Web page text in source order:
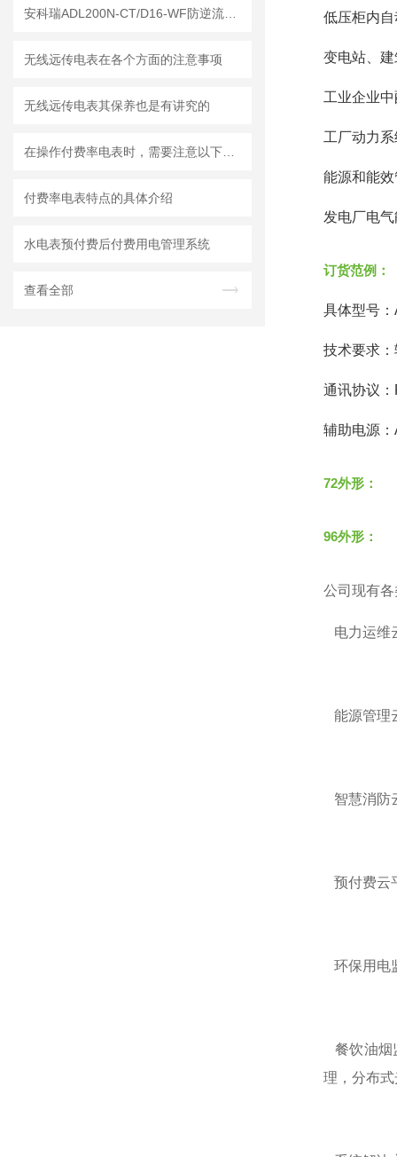
无线远传电表在各个方面的注意事项
无线远传电表其保养也是有讲究的
付费率电表特点的具体介绍
水电表预付费后付费用电管理系统
查看全部
低压柜内
变电站、
工业企业
工厂动力
能源和能
发电厂电
订货范例：
具体型号
技术要求
通讯协议
辅助电源
72外形：
96外形：
公司现有
电力运维
能源管理
智慧消防
预付费云
环保用电
餐饮油烟
理，分布